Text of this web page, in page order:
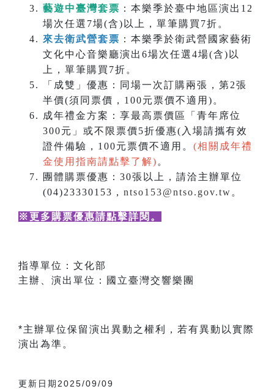
藝遊中臺灣套票 ：本樂季於臺中地區演出12
場次任選7場(含)以上，單筆購買7折。
來去衛武營套票 ：本樂季於衛武營國家藝術
文化中心音樂廳演出6場次任選4場(含)以
上，單筆購買7折。
「成雙」優惠：同場一次訂購兩張，第2張
半價(須同票價，100元票價不適用)。
成年禮金方案：享最高票價區「青年席位
300元」或不限票價5折優惠(入場請攜有效
證件備驗，100元票價不適用。 (相關成年禮
金使用指南請點擊了解) 。
團體購票優惠：30張以上，請洽主辦單位
(04)23330153， ntso153@ntso.gov.tw 。
※更多購票優惠請點擊詳閱 。
指導單位：文化部
主辦、演出單位：國立臺灣交響樂團
*主辦單位保留演出異動之權利，若有異動以實際
演出為準。
更新日期2025/09/09